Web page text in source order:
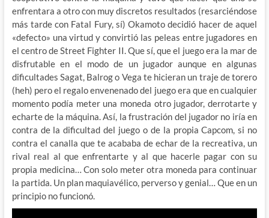
enfrentara a otro con muy discretos resultados (resarciéndose
más tarde con Fatal Fury, sí) Okamoto decidió hacer de aquel
«defecto» una virtud y convirtió las peleas entre jugadores en
el centro de Street Fighter II. Que sí, que el juego era la mar de
disfrutable en el modo de un jugador aunque en algunas
dificultades Sagat, Balrog o Vega te hicieran un traje de torero
(heh) pero el regalo envenenado del juego era que en cualquier
momento podía meter una moneda otro jugador, derrotarte y
echarte de la máquina. Así, la frustración del jugador no iría en
contra de la dificultad del juego o de la propia Capcom, si no
contra el canalla que te acababa de echar de la recreativa, un
rival real al que enfrentarte y al que hacerle pagar con su
propia medicina… Con solo meter otra moneda para continuar
la partida. Un plan maquiavélico, perverso y genial… Que en un
principio no funcionó.